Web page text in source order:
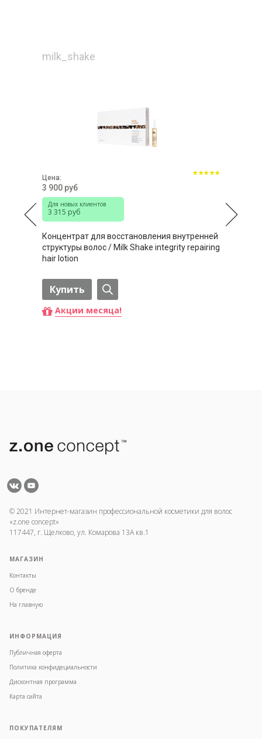
milk_shake
Цена:
3 900 руб
Для новых клиентов
3 315 руб
Концентрат для восстановления внутренней
структуры волос / Milk Shake integrity repairing
hair lotion
Купить
Акции месяца!
© 2021 Интернет-магазин профессиональной косметики для волос
«z.one concept»
117447, г. Щелково, ул. Комарова 13А кв.1
МАГАЗИН
Контакты
О бренде
На главную
ИНФОРМАЦИЯ
Публичная оферта
Политика конфидециальности
Дисконтная программа
Карта сайта
ПОКУПАТЕЛЯМ